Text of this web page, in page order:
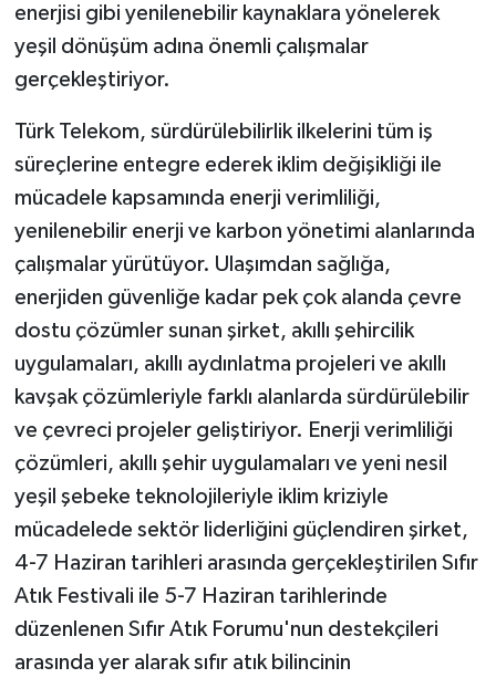
enerjisi gibi yenilenebilir kaynaklara yönelerek
yeşil dönüşüm adına önemli çalışmalar
gerçekleştiriyor.
Türk Telekom, sürdürülebilirlik ilkelerini tüm iş
süreçlerine entegre ederek iklim değişikliği ile
mücadele kapsamında enerji verimliliği,
yenilenebilir enerji ve karbon yönetimi alanlarında
çalışmalar yürütüyor. Ulaşımdan sağlığa,
enerjiden güvenliğe kadar pek çok alanda çevre
dostu çözümler sunan şirket, akıllı şehircilik
uygulamaları, akıllı aydınlatma projeleri ve akıllı
kavşak çözümleriyle farklı alanlarda sürdürülebilir
ve çevreci projeler geliştiriyor. Enerji verimliliği
çözümleri, akıllı şehir uygulamaları ve yeni nesil
yeşil şebeke teknolojileriyle iklim kriziyle
mücadelede sektör liderliğini güçlendiren şirket,
4-7 Haziran tarihleri arasında gerçekleştirilen Sıfır
Atık Festivali ile 5-7 Haziran tarihlerinde
düzenlenen Sıfır Atık Forumu'nun destekçileri
arasında yer alarak sıfır atık bilincinin
Kadın
KÜLTÜR SANAT
Otomobil
POLİTİKA
Sağlık
SİYASET
SPOR HABERLERİ
TEKNOLOJİ
ÜLKE GÜNDEMİ
YAŞAM